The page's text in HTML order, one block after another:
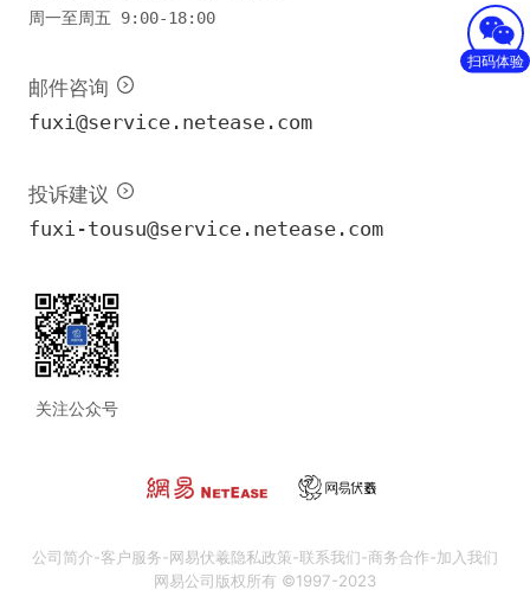
周一至周五 9:00-18:00
邮件咨询
fuxi@service.netease.com
投诉建议
fuxi-tousu@service.netease.com
关注公众号
公司简介-客户服务-网易伏羲隐私政策-联系我们-商务合作-加入我们
网易公司版权所有 ©1997-2023
扫码体验